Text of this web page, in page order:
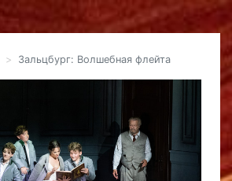
Зальцбург: Волшебная флейта